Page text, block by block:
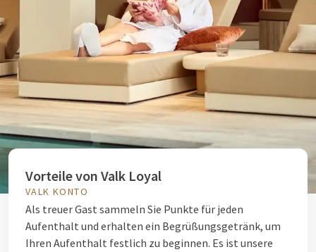
Vorteile von Valk Loyal
VALK KONTO
Als treuer Gast sammeln Sie Punkte für jeden
Aufenthalt und erhalten ein Begrüßungsgetränk, um
Ihren Aufenthalt festlich zu beginnen. Es ist unsere